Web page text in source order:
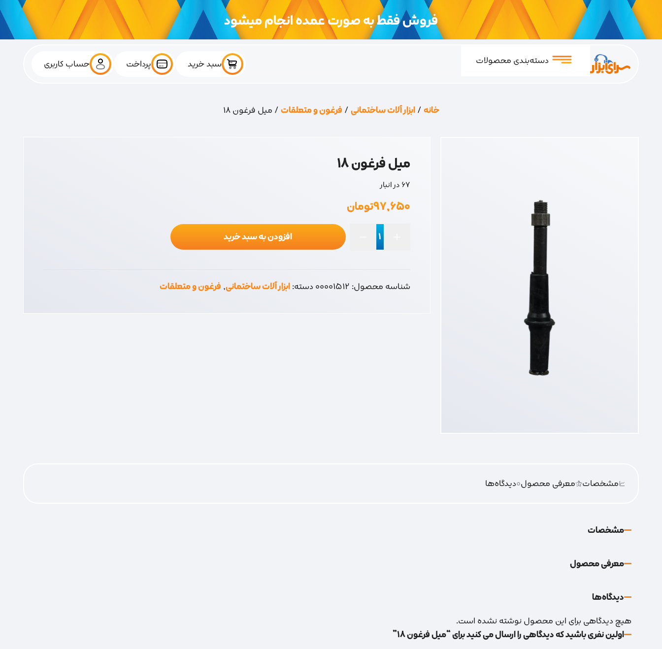
فروش فقط به صورت عمده انجام میشود
دسته‌بندی محصولات سبد خرید پرداخت حساب کاربری
خانه/ابزار آلات ساختمانی/ فرغون و متعلقات/ میل فرغون 18
میل فرغون 18
67 در انبار
۹۷,۶۵۰تومان
عدد
افزودن به سبد خرید
شناسه محصول: 00001512دسته:ابزار آلات ساختمانی, فرغون و متعلقات
مشخصات معرفی محصول0دیدگاه‌‌ها
مشخصات
معرفی محصول
دیدگاه‌‌ها
هیچ دیدگاهی برای این محصول نوشته نشده است.
اولین نفری باشید که دیدگاهی را ارسال می کنید برای “میل فرغون 18”